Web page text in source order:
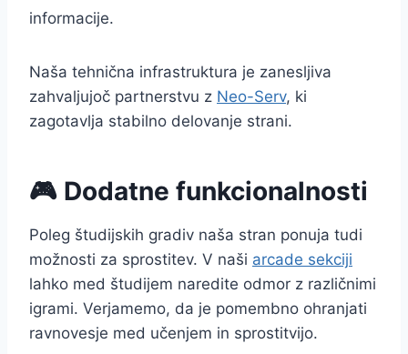
informacije.
Naša tehnična infrastruktura je zanesljiva
zahvaljujoč partnerstvu z Neo-Serv, ki
zagotavlja stabilno delovanje strani.
🎮 Dodatne funkcionalnosti
Poleg študijskih gradiv naša stran ponuja tudi
možnosti za sprostitev. V naši arcade sekciji
lahko med študijem naredite odmor z različnimi
igrami. Verjamemo, da je pomembno ohranjati
ravnovesje med učenjem in sprostitvijo.